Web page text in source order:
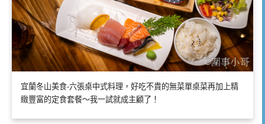
宜蘭冬山美食-六張桌中式料理，好吃不貴的無菜單桌菜再加上精
緻豐富的定食套餐～我一試就成主顧了！